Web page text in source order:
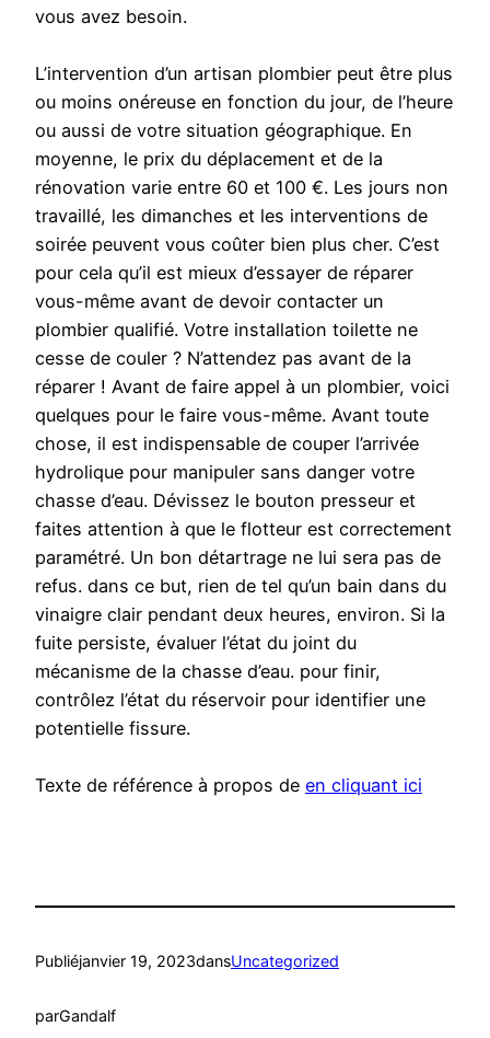
vous avez besoin.
L’intervention d’un artisan plombier peut être plus
ou moins onéreuse en fonction du jour, de l’heure
ou aussi de votre situation géographique. En
moyenne, le prix du déplacement et de la
rénovation varie entre 60 et 100 €. Les jours non
travaillé, les dimanches et les interventions de
soirée peuvent vous coûter bien plus cher. C’est
pour cela qu’il est mieux d’essayer de réparer
vous-même avant de devoir contacter un
plombier qualifié. Votre installation toilette ne
cesse de couler ? N’attendez pas avant de la
réparer ! Avant de faire appel à un plombier, voici
quelques pour le faire vous-même. Avant toute
chose, il est indispensable de couper l’arrivée
hydrolique pour manipuler sans danger votre
chasse d’eau. Dévissez le bouton presseur et
faites attention à que le flotteur est correctement
paramétré. Un bon détartrage ne lui sera pas de
refus. dans ce but, rien de tel qu’un bain dans du
vinaigre clair pendant deux heures, environ. Si la
fuite persiste, évaluer l’état du joint du
mécanisme de la chasse d’eau. pour finir,
contrôlez l’état du réservoir pour identifier une
potentielle fissure.
Texte de référence à propos de en cliquant ici
Publiéjanvier 19, 2023dansUncategorized
parGandalf